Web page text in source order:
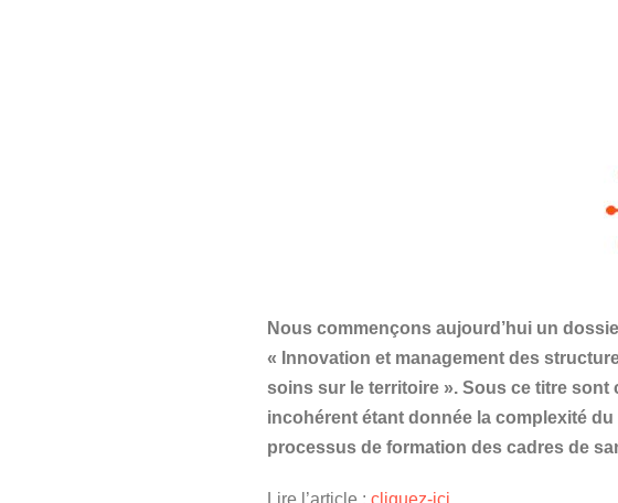
Nous commençons aujourd’hui un
« Innovation et management des
soins sur le territoire ». Sous ce titre sont
incohérent étant donnée la complexité
processus de formation des cadres de
Lire l’article : cliquez-ici